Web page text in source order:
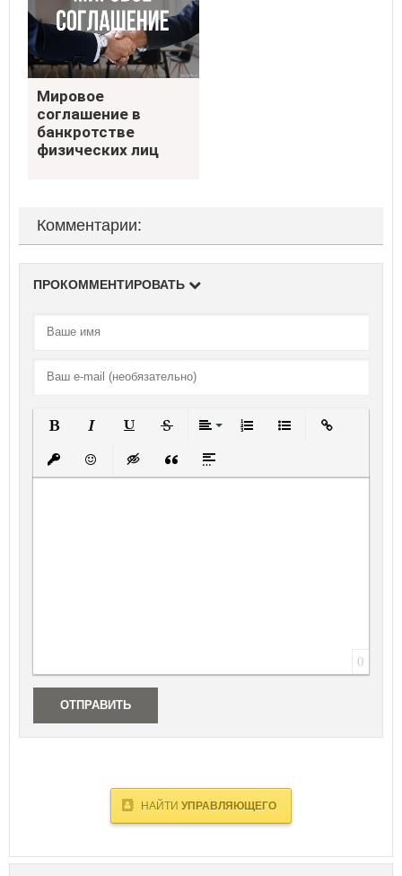
банкротстве физических
лиц
Мировое
соглашение в
банкротстве
физических лиц
Комментарии:
ПРОКОММЕНТИРОВАТЬ
Вставить защищенную ссылку
Вставить смайлик
Вставка скрытого текста
Вставка цитаты
Вставка спойлера
0
ОТПРАВИТЬ
НАЙТИ УПРАВЛЯЮЩЕГО